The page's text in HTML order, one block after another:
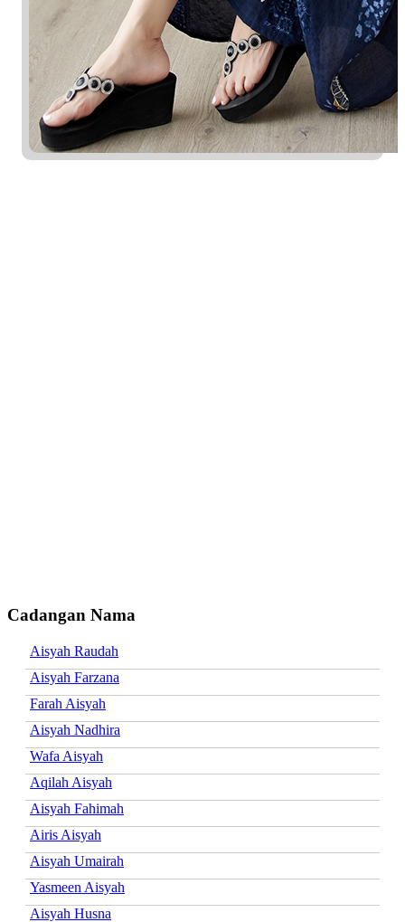
Cadangan Nama
Aisyah Raudah
Aisyah Farzana
Farah Aisyah
Aisyah Nadhira
Wafa Aisyah
Aqilah Aisyah
Aisyah Fahimah
Airis Aisyah
Aisyah Umairah
Yasmeen Aisyah
Aisyah Husna